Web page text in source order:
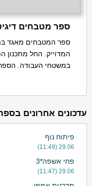
ספר מטבחים
ספר המטבחים מאגד
המדוייק. החל מתכנון
במשטחי העבודה.
עדכונים אחרונים
פיתוח נוף
29.06 (11:49)
פחי אשפה*3
29.06 (11:47)